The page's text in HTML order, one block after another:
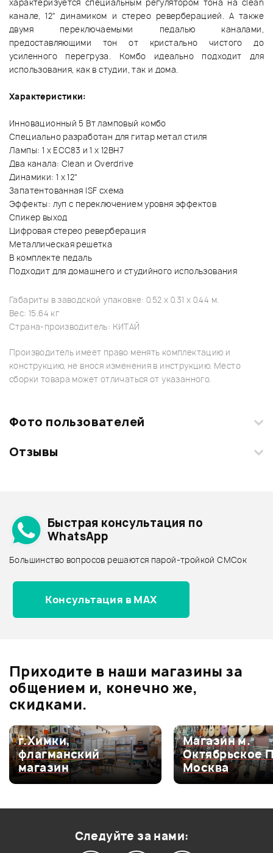
характеризуется специальным регулятором тона на сlean
канале, 12" динамиком и стерео реверберацией. А также
двумя переключаемыми педалью каналами,
предоставляющими тон от кристально чистого до
усиленного перегруза. Комбо идеально подходит для
использования, как в студии, так и дома.
Характеристики:
Инновационный 5 Вт ламповый комбо
Специально разработан для гитар метал стиля
Лампы: 1 x ECC83 и 1 x 12BH7
Два канала: Clean и Overdrive
Динамики: 1 х 12"
Запатентованная ISF схема
Эффекты: луп с переключением уровня эффектов
Спикер выход
Цифровая стерео реверберация
Металлическая решетка
В комплекте педаль
Подходит для домашнего и студийного использования
Габариты в заводской упаковке: 0.52 x 0.31 x 0.44 м.
Вес: 15.64 кг
Страна-производитель: КИТАЙ
Производитель имеет право менять комплектацию и
конструкцию, не внося изменения в инструкцию. Место
сборки товара может отличаться от указанного.
Фото пользователей
Загрузите свои фотографии купленного товара и получите
Отзывы
0.0
Оценка5
0
Оценка4
0
Оценка3
0
Архив товаров - дешевле
Архив товаров - дороже
Все товары BLACKSTAR
Архив товаров - новинки
Быстрая консультация по
WhatsApp
Большинство вопросов решаются парой-тройкой СМСок
Консультация в MAX
Приходите в наши магазины за
общением и, конечно же,
скидками.
г.Химки,
флагманский
магазин
Магазин м.
Октябрьское
Москва
Следуйте за нами: